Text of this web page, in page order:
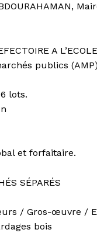
A
publics
lots.
et forfaitaire.
SÉPARÉS
/ Gros-œuvre /
bois